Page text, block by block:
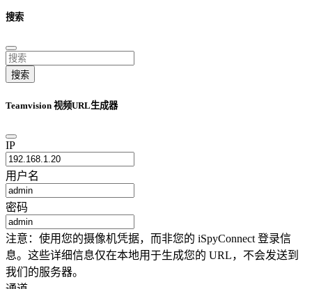
搜索
搜索
Teamvision 视频URL生成器
IP
用户名
密码
注意：使用您的摄像机凭据，而非您的 iSpyConnect 登录信
息。这些详细信息仅在本地用于生成您的 URL，不会发送到
我们的服务器。